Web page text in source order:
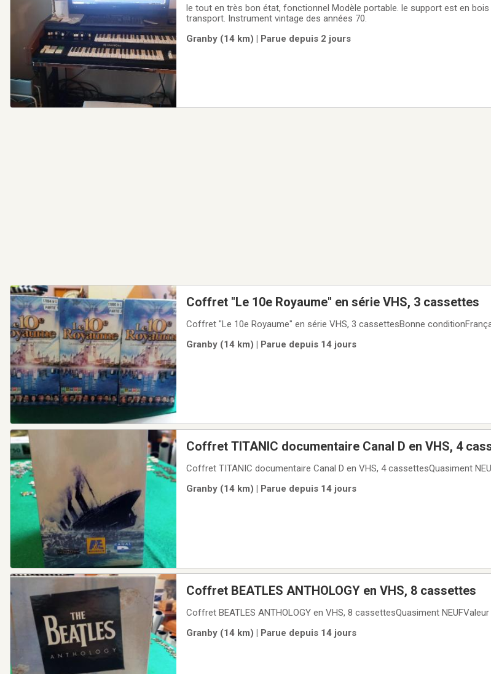
le tout en très bon état, fonctionnel Modèle portable. le support est en
transport. Instrument vintage des années 70.
Granby (14 km) | Parue depuis 2 jours
Coffret "Le 10e Royaume" en série VHS, 3 cassettes
Coffret "Le 10e Royaume" en série VHS, 3 cassettesBonne
Granby (14 km) | Parue depuis 14 jours
Coffret TITANIC documentaire Canal D en VHS, 4
Coffret TITANIC documentaire Canal D en VHS, 4 cassettesQuasiment
Granby (14 km) | Parue depuis 14 jours
Coffret BEATLES ANTHOLOGY en VHS, 8 cassettes
Coffret BEATLES ANTHOLOGY en VHS, 8 cassettesQuasiment
Granby (14 km) | Parue depuis 14 jours